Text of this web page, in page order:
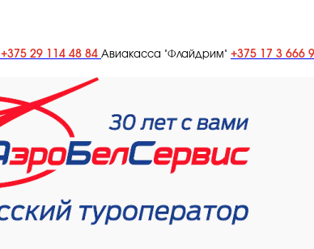
+375 29 114 48 84 Авиакасса "Флайдрим" +375 17 3 666